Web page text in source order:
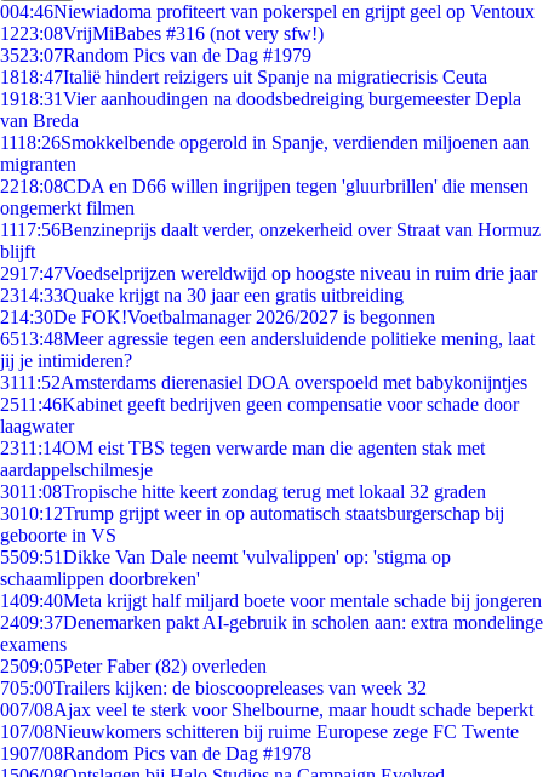
004:46Niewiadoma profiteert van pokerspel en grijpt geel op Ventoux
1223:08VrijMiBabes #316 (not very sfw!)
3523:07Random Pics van de Dag #1979
1818:47Italië hindert reizigers uit Spanje na migratiecrisis Ceuta
1918:31Vier aanhoudingen na doodsbedreiging burgemeester Depla
van Breda
1118:26Smokkelbende opgerold in Spanje, verdienden miljoenen aan
migranten
2218:08CDA en D66 willen ingrijpen tegen 'gluurbrillen' die mensen
ongemerkt filmen
1117:56Benzineprijs daalt verder, onzekerheid over Straat van Hormuz
blijft
2917:47Voedselprijzen wereldwijd op hoogste niveau in ruim drie jaar
2314:33Quake krijgt na 30 jaar een gratis uitbreiding
214:30De FOK!Voetbalmanager 2026/2027 is begonnen
6513:48Meer agressie tegen een andersluidende politieke mening, laat
jij je intimideren?
3111:52Amsterdams dierenasiel DOA overspoeld met babykonijntjes
2511:46Kabinet geeft bedrijven geen compensatie voor schade door
laagwater
2311:14OM eist TBS tegen verwarde man die agenten stak met
aardappelschilmesje
3011:08Tropische hitte keert zondag terug met lokaal 32 graden
3010:12Trump grijpt weer in op automatisch staatsburgerschap bij
geboorte in VS
5509:51Dikke Van Dale neemt 'vulvalippen' op: 'stigma op
schaamlippen doorbreken'
1409:40Meta krijgt half miljard boete voor mentale schade bij jongeren
2409:37Denemarken pakt AI-gebruik in scholen aan: extra mondelinge
examens
2509:05Peter Faber (82) overleden
705:00Trailers kijken: de bioscoopreleases van week 32
007/08Ajax veel te sterk voor Shelbourne, maar houdt schade beperkt
107/08Nieuwkomers schitteren bij ruime Europese zege FC Twente
1907/08Random Pics van de Dag #1978